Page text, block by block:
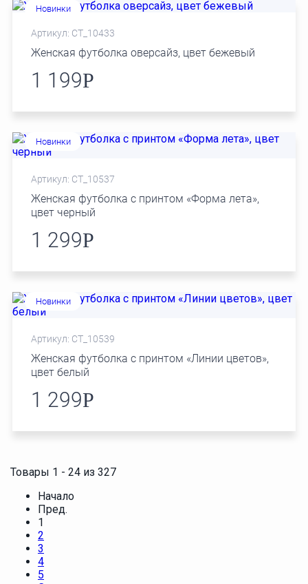
Новинки
Артикул: СТ_10433
Женская футболка оверсайз, цвет бежевый
1 199Р
Новинки
Артикул: СТ_10537
Женская футболка с принтом «Форма лета»,
цвет черный
1 299Р
Новинки
Артикул: СТ_10539
Женская футболка с принтом «Линии цветов»,
цвет белый
1 299Р
Товары 1 - 24 из 327
Начало
Пред.
1
2
3
4
5